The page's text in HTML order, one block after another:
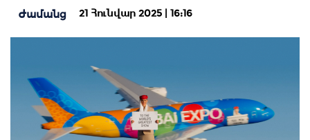
Ժամանց 21 Հունվար 2025 | 16:16